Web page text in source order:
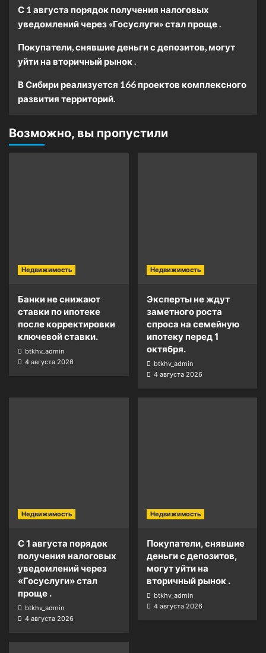
С 1 августа порядок получения налоговых
уведомлений через «Госуслуги» стал проще .
Покупатели, снявшие деньги с депозитов, могут
уйти на вторичный рынок .
В Сибири реализуется 166 проектов комплексного
развития территорий.
Возможно, вы пропустили
Недвижимость
Банки не снижают
ставки по ипотеке
после корректировки
ключевой ставки.
btkhv_admin
4 августа 2026
Недвижимость
Эксперты не ждут
заметного роста
спроса на семейную
ипотеку перед 1
октября.
btkhv_admin
4 августа 2026
Недвижимость
С 1 августа порядок
получения налоговых
уведомлений через
«Госуслуги» стал
проще .
btkhv_admin
4 августа 2026
Недвижимость
Покупатели, снявшие
деньги с депозитов,
могут уйти на
вторичный рынок .
btkhv_admin
4 августа 2026